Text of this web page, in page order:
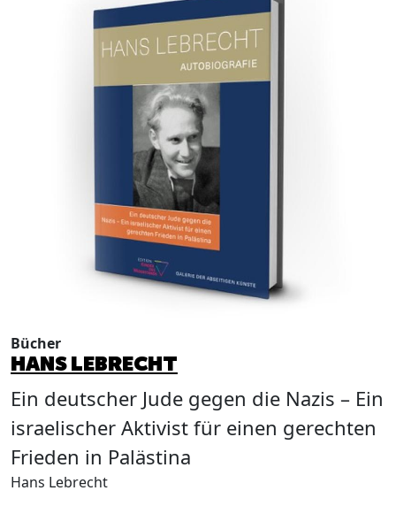
Bücher
HANS LEBRECHT
Ein deutscher Jude gegen die Nazis – Ein
israelischer Aktivist für einen gerechten
Frieden in Palästina
Hans Lebrecht